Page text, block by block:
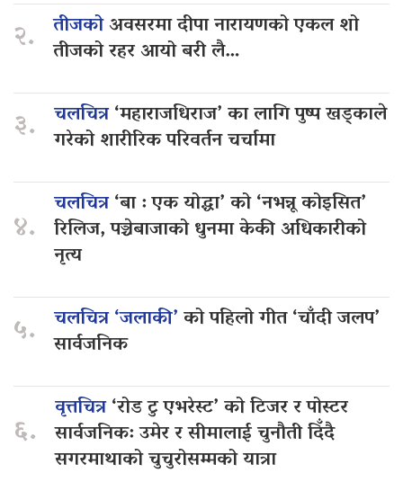
२. तीजकोअवसरमा दीपा नारायणको एकल शो
तीजको रहर आयो बरी लै…
३. चलचित्र‘महाराजधिराज’ का लागि पुष्प खड्काले
गरेको शारीरिक परिवर्तन चर्चामा
४.
चलचित्र‘बा : एक योद्धा’ को ‘नभन्नू कोइसित’
रिलिज, पञ्चेबाजाको धुनमा केकी अधिकारीको
नृत्य
५. चलचित्र ‘जलाकी’को पहिलो गीत ‘चाँदी जलप’
सार्वजनिक
६.
वृत्तचित्र‘रोड टु एभरेस्ट’ को टिजर र पोस्टर
सार्वजनिक: उमेर र सीमालाई चुनौती दिँदै
सगरमाथाको चुचुरोसम्मको यात्रा